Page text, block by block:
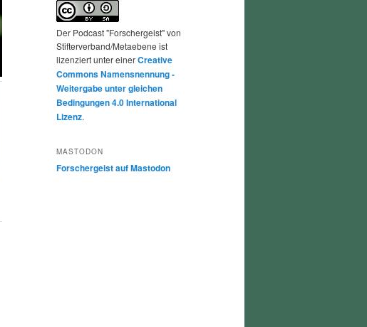
Der Podcast "Forschergeist" von
Stifterverband/Metaebene ist
lizenziert unter einerCreative
Commons Namensnennung -
Weitergabe unter gleichen
Bedingungen 4.0 International
Lizenz.
MASTODON
Forschergeist auf Mastodon